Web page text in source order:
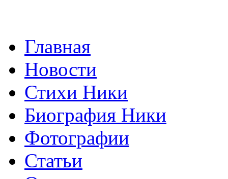
Главная
Новости
Стихи Ники
Биография Ники
Фотографии
Статьи